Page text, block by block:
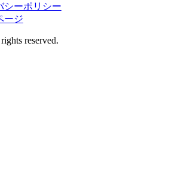
シーポリシー
ージ
reserved.